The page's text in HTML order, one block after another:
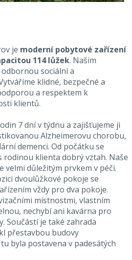
je moderní pobytové zařízení
114 lůžek. Našim
sociální a
klidné, bezpečné a
a respektem k
klientů.
7 dní v týdnu a zajišťujeme ji
Alzheimerovu chorobu,
demenci. Od počátku se
rodinou klienta dobrý vztah. Naše
velmi důležitým prvkem v péči.
dvoulůžkové pokoje se
vždy pro dva pokoje.
místnostmi, vlastním
nechybí ani kavárna pro
Součástí je také zahrada
přestavbou budovy
byla postavena v padesátých